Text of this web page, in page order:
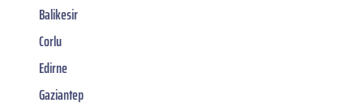
Balikesir
Corlu
Edirne
Gaziantep